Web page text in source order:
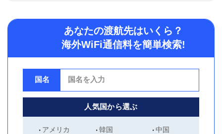
あなたの渡航先はいくら？
海外WiFi通信料を簡単検索!
国名
人気国から選ぶ
アメリカ 韓国 中国